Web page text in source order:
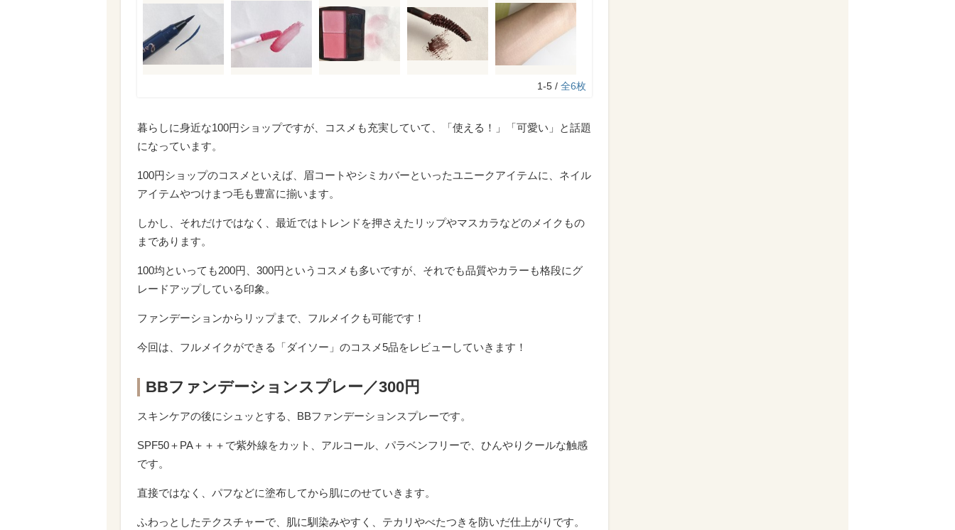
1-5 / 全6枚
暮らしに身近な100円ショップですが、コスメも充実していて、「使える！」「可愛い」と話題
になっています。
100円ショップのコスメといえば、眉コートやシミカバーといったユニークアイテムに、ネイル
アイテムやつけまつ毛も豊富に揃います。
しかし、それだけではなく、最近ではトレンドを押さえたリップやマスカラなどのメイクもの
まであります。
100均といっても200円、300円というコスメも多いですが、それでも品質やカラーも格段にグ
レードアップしている印象。
ファンデーションからリップまで、フルメイクも可能です！
今回は、フルメイクができる「ダイソー」のコスメ5品をレビューしていきます！
BBファンデーションスプレー／300円
スキンケアの後にシュッとする、BBファンデーションスプレーです。
SPF50＋PA＋＋＋で紫外線をカット、アルコール、パラベンフリーで、ひんやりクールな触感
です。
直接ではなく、パフなどに塗布してから肌にのせていきます。
ふわっとしたテクスチャーで、肌に馴染みやすく、テカリやべたつきを防いだ仕上がりです。